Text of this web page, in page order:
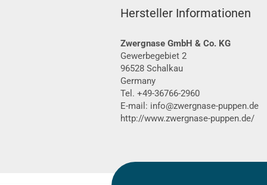
Hersteller Informationen
Zwergnase GmbH & Co. KG
Gewerbegebiet 2
96528 Schalkau
Germany
Tel. +49-36766-2960
E-mail: info@zwergnase-puppen.de
http://www.zwergnase-puppen.de/
Für weitere Informationen